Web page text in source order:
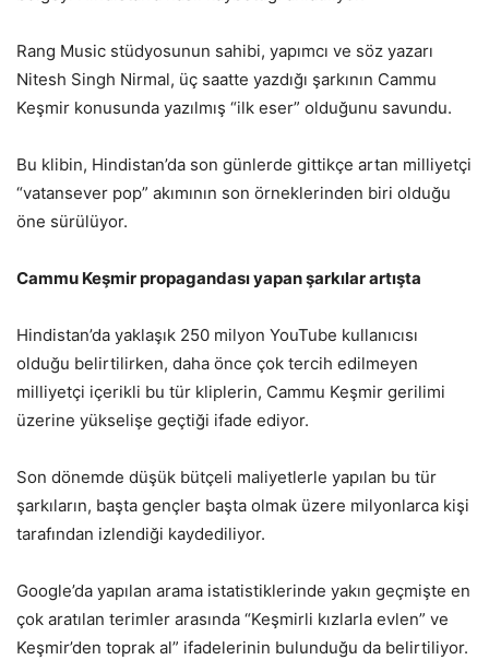
Rang Music stüdyosunun sahibi, yapımcı ve söz yazarı
Nitesh Singh Nirmal, üç saatte yazdığı şarkının Cammu
Keşmir konusunda yazılmış “ilk eser” olduğunu savundu.
Bu klibin, Hindistan’da son günlerde gittikçe artan milliyetçi
“vatansever pop” akımının son örneklerinden biri olduğu
öne sürülüyor.
Cammu Keşmir propagandası yapan şarkılar artışta
Hindistan’da yaklaşık 250 milyon YouTube kullanıcısı
olduğu belirtilirken, daha önce çok tercih edilmeyen
milliyetçi içerikli bu tür kliplerin, Cammu Keşmir gerilimi
üzerine yükselişe geçtiği ifade ediyor.
Son dönemde düşük bütçeli maliyetlerle yapılan bu tür
şarkıların, başta gençler başta olmak üzere milyonlarca kişi
tarafından izlendiği kaydediliyor.
Google’da yapılan arama istatistiklerinde yakın geçmişte en
çok aratılan terimler arasında “Keşmirli kızlarla evlen” ve
Keşmir’den toprak al” ifadelerinin bulunduğu da belirtiliyor.